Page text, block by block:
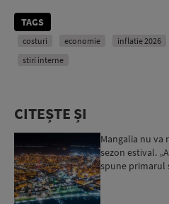
TAGS
costuri economie inflatie 2026
stiri interne
CITEȘTE ȘI
Mangalia nu
sezon estival.
spune primarul